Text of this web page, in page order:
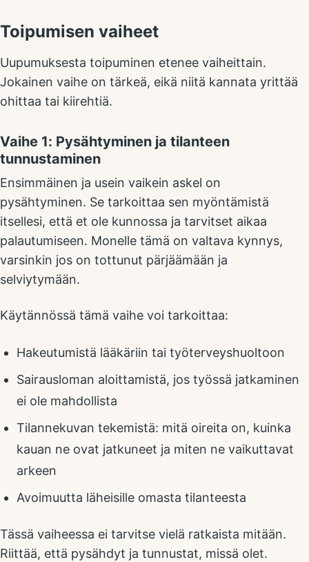
Toipumisen vaiheet
Uupumuksesta toipuminen etenee vaiheittain.
Jokainen vaihe on tärkeä, eikä niitä kannata yrittää
ohittaa tai kiirehtiä.
Vaihe 1: Pysähtyminen ja tilanteen
tunnustaminen
Ensimmäinen ja usein vaikein askel on
pysähtyminen. Se tarkoittaa sen myöntämistä
itsellesi, että et ole kunnossa ja tarvitset aikaa
palautumiseen. Monelle tämä on valtava kynnys,
varsinkin jos on tottunut pärjäämään ja
selviytymään.
Käytännössä tämä vaihe voi tarkoittaa:
Hakeutumistä lääkäriin tai työterveyshuoltoon
Sairausloman aloittamistä, jos työssä jatkaminen
ei ole mahdollista
Tilannekuvan tekemistä: mitä oireita on, kuinka
kauan ne ovat jatkuneet ja miten ne vaikuttavat
arkeen
Avoimuutta läheisille omasta tilanteesta
Tässä vaiheessa ei tarvitse vielä ratkaista mitään.
Riittää, että pysähdyt ja tunnustat, missä olet.